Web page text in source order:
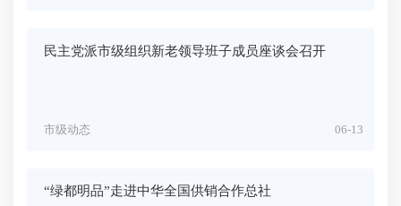
民主党派市级组织新老领导班子成员座谈会召开
06-13
市级动态
“绿都明品”走进中华全国供销合作总社